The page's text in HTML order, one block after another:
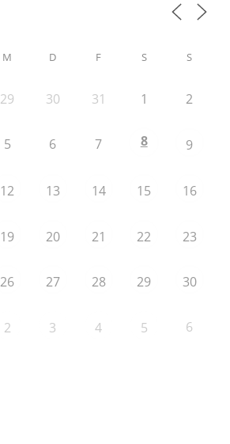
M D F S S
29 30 31 1 2
5 6 7 8 9
12 13 14 15 16
19 20 21 22 23
26 27 28 29 30
2 3 4 5 6